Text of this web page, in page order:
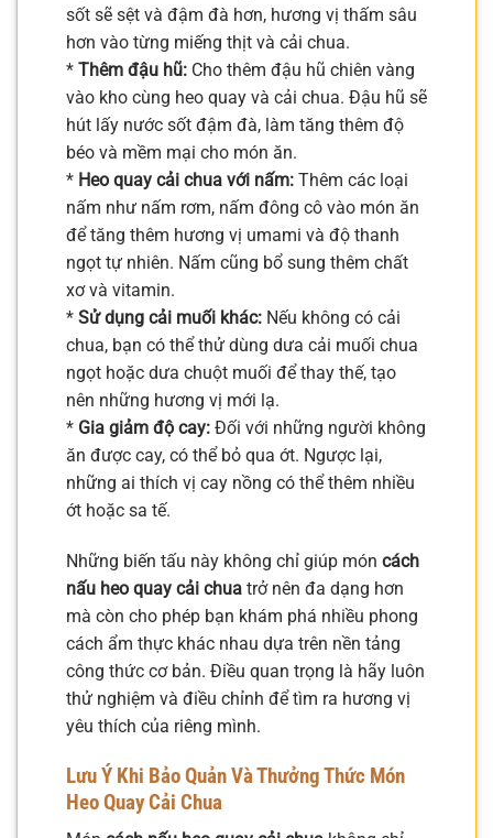
sốt sẽ sệt và đậm đà hơn, hương vị thấm sâu
hơn vào từng miếng thịt và cải chua.
* Thêm đậu hũ: Cho thêm đậu hũ chiên vàng
vào kho cùng heo quay và cải chua. Đậu hũ sẽ
hút lấy nước sốt đậm đà, làm tăng thêm độ
béo và mềm mại cho món ăn.
* Heo quay cải chua với nấm: Thêm các loại
nấm như nấm rơm, nấm đông cô vào món ăn
để tăng thêm hương vị umami và độ thanh
ngọt tự nhiên. Nấm cũng bổ sung thêm chất
xơ và vitamin.
* Sử dụng cải muối khác: Nếu không có cải
chua, bạn có thể thử dùng dưa cải muối chua
ngọt hoặc dưa chuột muối để thay thế, tạo
nên những hương vị mới lạ.
* Gia giảm độ cay: Đối với những người không
ăn được cay, có thể bỏ qua ớt. Ngược lại,
những ai thích vị cay nồng có thể thêm nhiều
ớt hoặc sa tế.
Những biến tấu này không chỉ giúp món cách
nấu heo quay cải chua trở nên đa dạng hơn
mà còn cho phép bạn khám phá nhiều phong
cách ẩm thực khác nhau dựa trên nền tảng
công thức cơ bản. Điều quan trọng là hãy luôn
thử nghiệm và điều chỉnh để tìm ra hương vị
yêu thích của riêng mình.
Lưu Ý Khi Bảo Quản Và Thưởng Thức Món
Heo Quay Cải Chua